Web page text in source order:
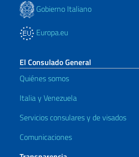
Gobierno Italiano
Europa.eu
El Consulado General
Quiénes somos
Italia y Venezuela
Servicios consulares y de visados
Comunicaciones